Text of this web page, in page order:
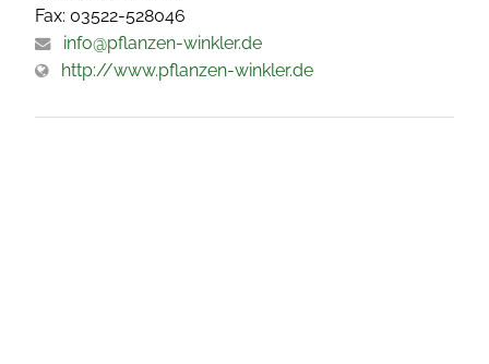
Fax: 03522-528046
info@pflanzen-winkler.de
http://www.pflanzen-winkler.de